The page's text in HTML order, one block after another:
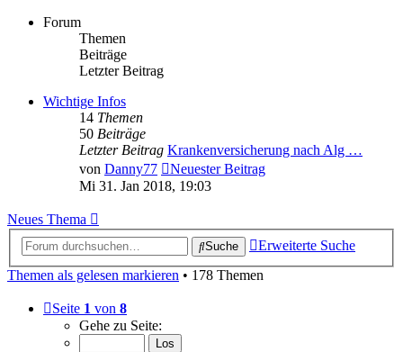
Forum
Themen
Beiträge
Letzter Beitrag
Wichtige Infos
14 Themen
50 Beiträge
Letzter Beitrag Krankenversicherung nach Alg …
von Danny77
Neuester Beitrag
Mi 31. Jan 2018, 19:03
Neues Thema
Suche
Erweiterte Suche
Themen als gelesen markieren • 178 Themen
Seite 1 von 8
Gehe zu Seite: